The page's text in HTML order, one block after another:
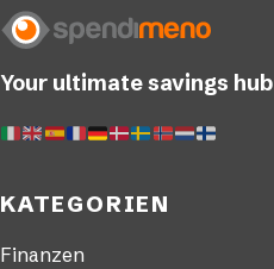
Your ultimate savings hub
KATEGORIEN
Finanzen